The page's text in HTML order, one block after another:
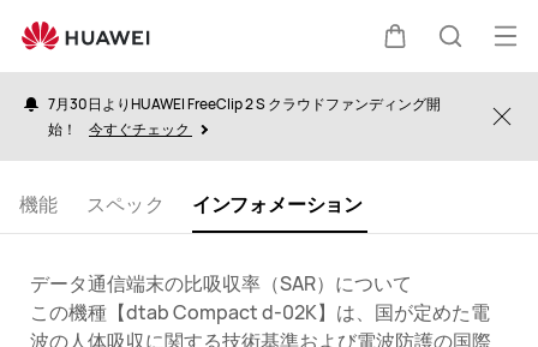
カ
検
オ
プ
ン
ニ
7月30日よりHUAWEI FreeClip 2 S クラウドファンディング開
始！
今すぐチェック
機能 スペック インフォメーション
データ通信端末の比吸収率（SAR）について
この機種【dtab Compact d-02K】は、国が定めた電
波の人体吸収に関する技術基準および電波防護の国際